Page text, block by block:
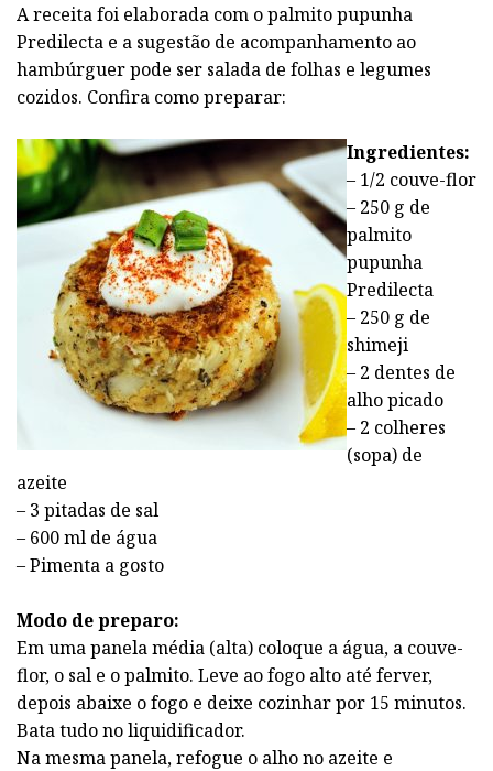
A receita foi elaborada com o palmito pupunha
Predilecta e a sugestão de acompanhamento ao
hambúrguer pode ser salada de folhas e legumes
cozidos. Confira como preparar:
Ingredientes:
– 1/2 couve-flor
– 250 g de
palmito
pupunha
Predilecta
– 250 g de
shimeji
– 2 dentes de
alho picado
– 2 colheres
(sopa) de
azeite
– 3 pitadas de sal
– 600 ml de água
– Pimenta a gosto
Modo de preparo:
Em uma panela média (alta) coloque a água, a couve-
flor, o sal e o palmito. Leve ao fogo alto até ferver,
depois abaixe o fogo e deixe cozinhar por 15 minutos.
Bata tudo no liquidificador.
Na mesma panela, refogue o alho no azeite e